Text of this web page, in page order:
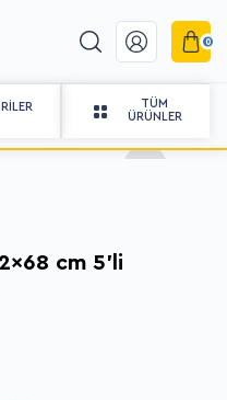
0
TÜM
ÜRÜNLER
CAM BEZLERİ
5'li Dekoratif Cam Bezi-Gri
cm 5'li